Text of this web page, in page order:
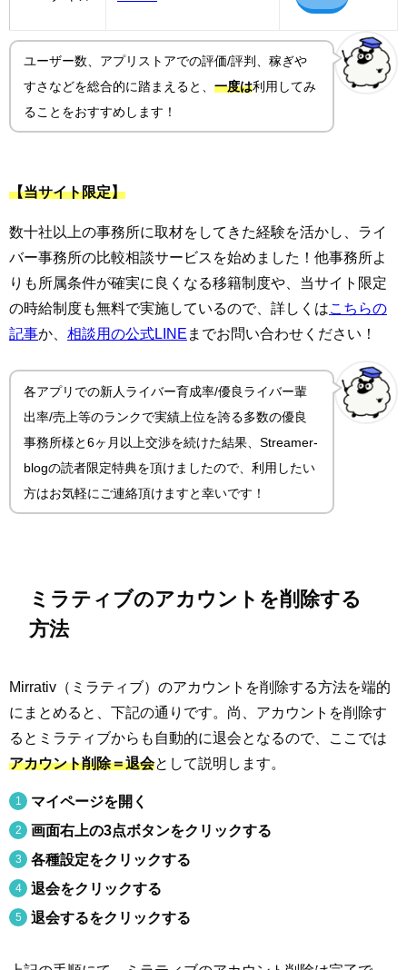
ユーザー数、アプリストアでの評価/評判、稼ぎや
すさ などを総合的に踏まえると、一度は利用してみ
ることをおすすめします！
【当サイト限定】
数十社以上の事務所に取材をしてきた経験を活かし、ライ
バー事務所の比較相談サービスを始めました！他事務所よ
りも所属条件が確実に良くなる移籍制度や、当サイト限定
の時給制度も無料で実施しているので、詳しくはこちらの
記事か、 相談用の公式LINE までお問い合わせください！
各アプリでの新人ライバー育成率/優良ライバー輩
出率/売上等のランクで実績上位を誇る多数の優良
事務所様と6ヶ月以上交渉を続けた結果、Streamer-
blogの読者限定特典を頂けましたので、利用したい
方はお気軽にご連絡頂けますと幸いです！
ミラティブのアカウントを削除する
方法
Mirrativ（ミラティブ）のアカウントを削除する方法を端的
にまとめると、下記の通りです。尚、アカウントを削除す
るとミラティブからも自動的に退会となるので、ここでは
アカウント削除＝退会として説明します。
マイページを開く
画面右上の3点ボタンをクリックする
各種設定をクリックする
退会をクリックする
退会するをクリックする